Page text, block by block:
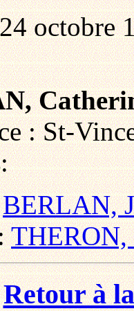
octobre
: St-
:
BERLAN,
THERON,
Retour à